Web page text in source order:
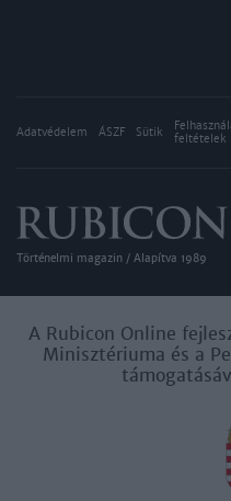
Adatvédelem ÁSZF Sütik
feltételek
Történelmi magazin / Alapítva 1989
A Rubicon Online
Minisztériuma és a